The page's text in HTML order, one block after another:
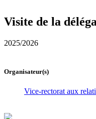
Visite de la
2025/2026
Organisateur(s)
Vice-rectorat aux